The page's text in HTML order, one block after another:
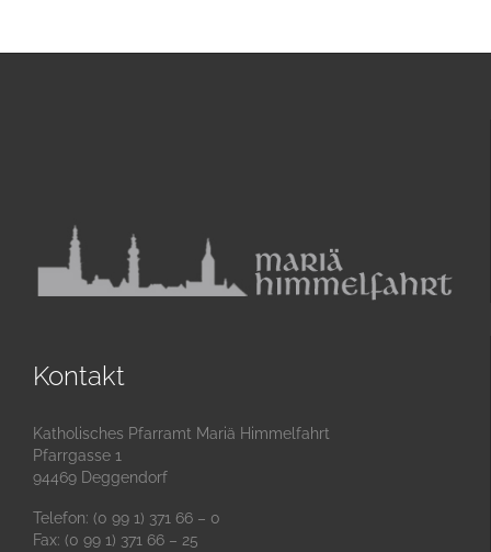
Kontakt
Katholisches Pfarramt Mariä Himmelfahrt
Pfarrgasse 1
94469 Deggendorf
Telefon: (0 99 1) 371 66 – 0
Fax: (0 99 1) 371 66 – 25